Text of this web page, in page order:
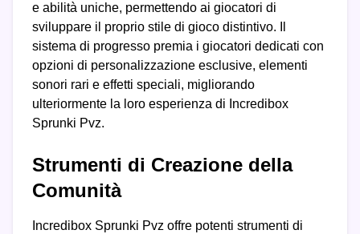
e abilità uniche, permettendo ai giocatori di
sviluppare il proprio stile di gioco distintivo. Il
sistema di progresso premia i giocatori dedicati con
opzioni di personalizzazione esclusive, elementi
sonori rari e effetti speciali, migliorando
ulteriormente la loro esperienza di Incredibox
Sprunki Pvz.
Strumenti di Creazione della
Comunità
Incredibox Sprunki Pvz offre potenti strumenti di